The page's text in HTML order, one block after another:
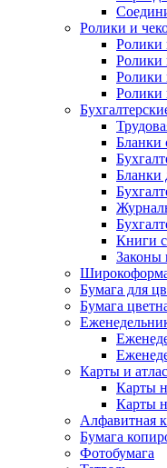
Ролики и
Ролики
Ролики
Ролики
Ролики
Бланки
Бланки
Книги
Законы
Бумага для
Бумага
Карты и
Карты
Карты
Алфавитная
Бумага
Фотобумага